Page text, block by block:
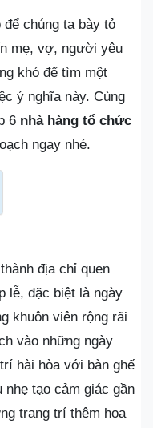
chúng ta bày tỏ
mẹ, vợ, người yêu
khó để tìm một
ý nghĩa này. Cùng
6 nhà hàng tổ chức
ngay nhé.
địa chỉ quen
lễ, đặc biệt là ngày
khuôn viên rộng rãi
vào những ngày
hài hòa với bàn ghế
nhẹ tạo cảm giác gần
trang trí thêm hoa